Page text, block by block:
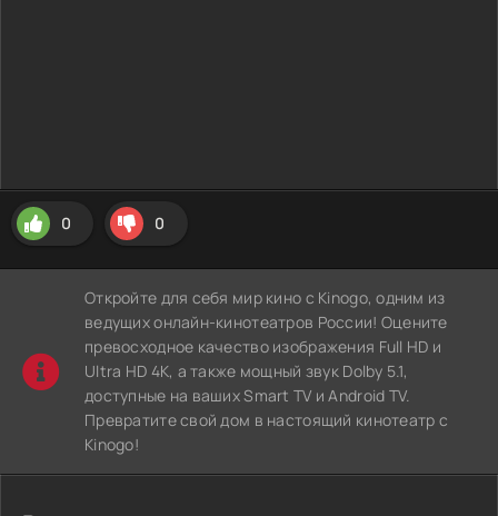
0 0
Откройте для себя мир кино с Kinogo, одним из
ведущих онлайн-кинотеатров России! Оцените
превосходное качество изображения Full HD и
Ultra HD 4K, а также мощный звук Dolby 5.1,
доступные на ваших Smart TV и Android TV.
Превратите свой дом в настоящий кинотеатр с
Kinogo!